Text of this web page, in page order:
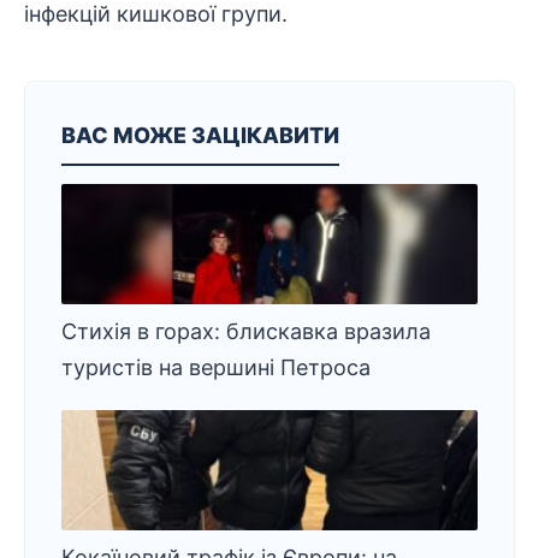
інфекцій кишкової групи.
ВАС МОЖЕ ЗАЦІКАВИТИ
Стихія в горах: блискавка вразила
туристів на вершині Петроса